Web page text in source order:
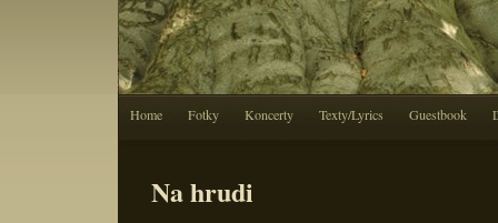
Home Fotky Koncerty Texty/Lyrics Guestbook
Na hrudi